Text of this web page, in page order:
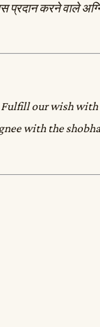
प्रदान करने वाले
our wish
with the